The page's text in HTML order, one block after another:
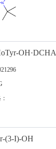
OH·DCHA
(3-I)-OH